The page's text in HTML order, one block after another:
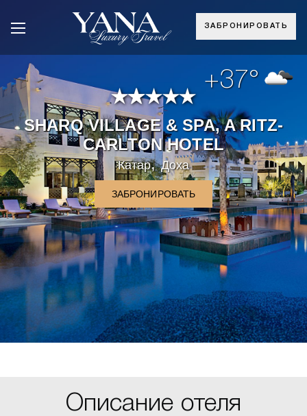
ЗАБРОНИРОВАТЬ
+37°
SHARQ VILLAGE & SPA, A RITZ-
CARLTON HOTEL
Катар,Доха
ЗАБРОНИРОВАТЬ
Описание отеля